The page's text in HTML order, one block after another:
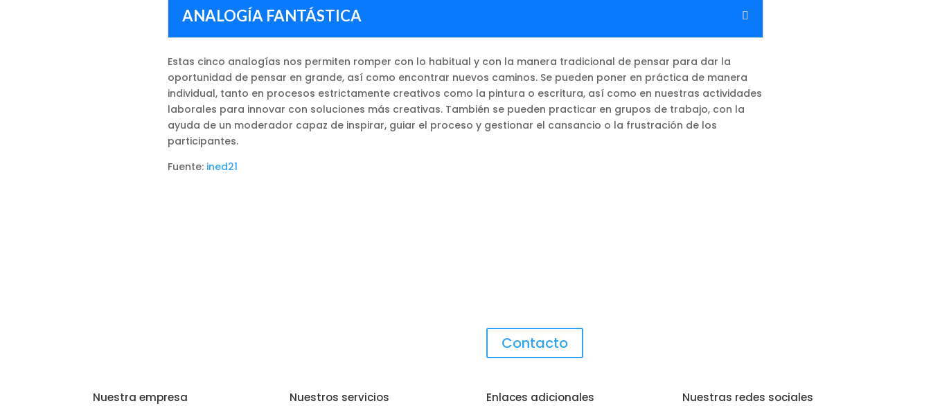
ANALOGÍA FANTÁSTICA
Estas cinco analogías nos permiten romper con lo habitual y con la manera tradicional de pensar para dar la
oportunidad de pensar en grande, así como encontrar nuevos caminos. Se pueden poner en práctica de manera
individual, tanto en procesos estrictamente creativos como la pintura o escritura, así como en nuestras actividades
laborales para innovar con soluciones más creativas. También se pueden practicar en grupos de trabajo, con la
ayuda de un moderador capaz de inspirar, guiar el proceso y gestionar el cansancio o la frustración de los
participantes.
Fuente: ined21
Contacto
Nuestra empresa Nuestros servicios Enlaces adicionales Nuestras redes sociales